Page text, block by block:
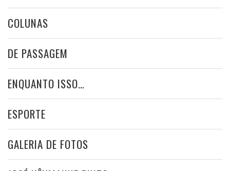
COLUNAS
DE PASSAGEM
ENQUANTO ISSO…
ESPORTE
GALERIA DE FOTOS